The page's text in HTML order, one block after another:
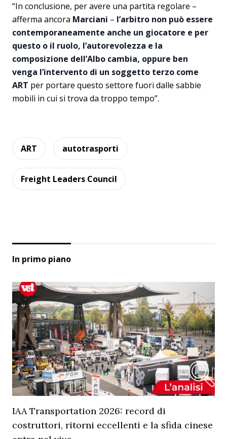
“In conclusione, per avere una partita regolare –
afferma ancora Marciani – l’arbitro non può essere
contemporaneamente anche un giocatore e per
questo o il ruolo, l’autorevolezza e la
composizione dell’Albo cambia, oppure ben
venga l’intervento di un soggetto terzo come
ART per portare questo settore fuori dalle sabbie
mobili in cui si trova da troppo tempo”.
ART autotrasporti
Freight Leaders Council
In primo piano
IAA Transportation 2026: record di
costruttori, ritorni eccellenti e la sfida cinese